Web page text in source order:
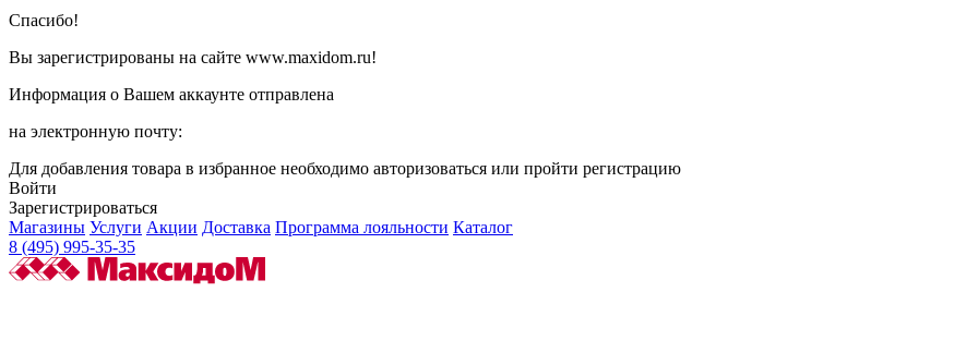
Спасибо!
Вы зарегистрированы на сайте www.maxidom.ru!
Информация о Вашем аккаунте отправлена
на электронную почту:
Для добавления товара в избранное необходимо авторизоваться или пройти регистрацию
Войти
Зарегистрироваться
Магазины Услуги Акции Доставка Программа лояльности Каталог
8 (495) 995-35-35